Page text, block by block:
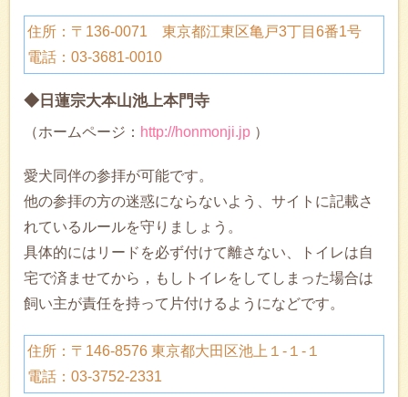
住所：〒136-0071 東京都江東区亀戸3丁目6番1号
電話：03-3681-0010
◆日蓮宗大本山池上本門寺
（ホームページ： http://honmonji.jp ）
愛犬同伴の参拝が可能です。
他の参拝の方の迷惑にならないよう、サイトに記載さ
れているルールを守りましょう。
具体的にはリードを必ず付けて離さない、トイレは自
宅で済ませてから，もしトイレをしてしまった場合は
飼い主が責任を持って片付けるようになどです。
住所：〒146-8576 東京都大田区池上１-１-１
電話：03-3752-2331